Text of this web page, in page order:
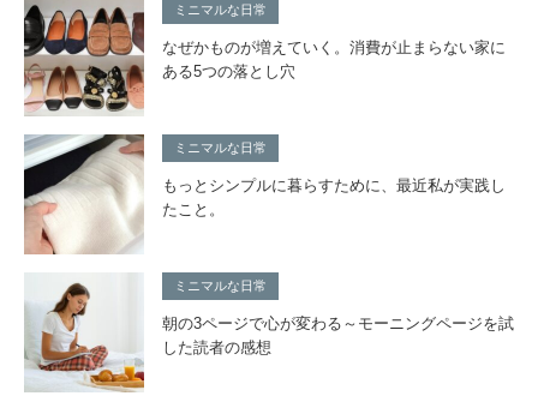
ミニマルな日常
なぜかものが増えていく。消費が止まらない家に
ある5つの落とし穴
ミニマルな日常
もっとシンプルに暮らすために、最近私が実践し
たこと。
ミニマルな日常
朝の3ページで心が変わる～モーニングページを試
した読者の感想